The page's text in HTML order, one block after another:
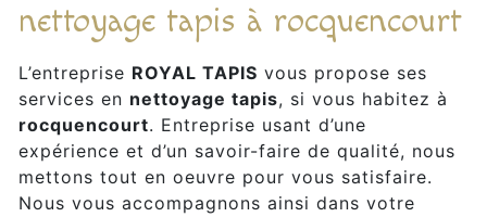
nettoyage tapis à rocquencourt
L’entreprise ROYAL TAPIS vous propose ses
services en nettoyage tapis, si vous habitez à
rocquencourt. Entreprise usant d’une
expérience et d’un savoir-faire de qualité, nous
mettons tout en oeuvre pour vous satisfaire.
Nous vous accompagnons ainsi dans votre